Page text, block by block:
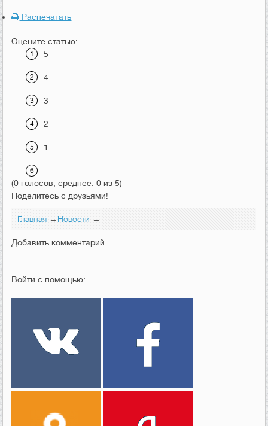
Распечатать
Оцените статью:
5
4
3
2
1
(0 голосов, среднее: 0 из 5)
Поделитесь с друзьями!
Главная →Новости →
Добавить комментарий
Войти с помощью: